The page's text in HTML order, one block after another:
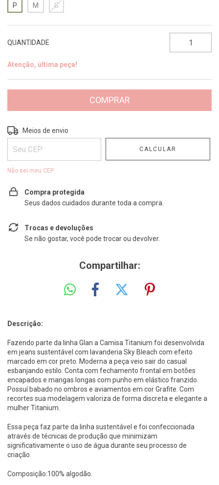
P M G
QUANTIDADE
Atenção, última peça!
Entregas para o CEP:
Meios de envio
CALCULAR
Não sei meu CEP
Compra protegida
Seus dados cuidados durante toda a compra.
Trocas e devoluções
Se não gostar, você pode trocar ou devolver.
Compartilhar:
Descrição:
Fazendo parte da linha Glan a Camisa Titanium foi desenvolvida
em jeans sustentável com lavanderia Sky Bleach com efeito
marcado em cor preto. Moderna a peça veio sair do casual
esbanjando estilo. Conta com fechamento frontal em botões
encapados e mangas longas com punho em elástico franzido.
Possuí babado no ombros e aviamentos em cor Grafite. Com
recortes sua modelagem valoriza de forma discreta e elegante a
mulher Titanium.
Essa peça faz parte da linha sustentável e foi confeccionada
através de técnicas de produção que minimizam
significativamente o uso de água durante seu processo de
criação.
Composição:100% algodão.